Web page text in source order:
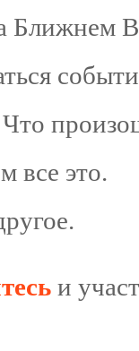
Ближнем
все это.
и